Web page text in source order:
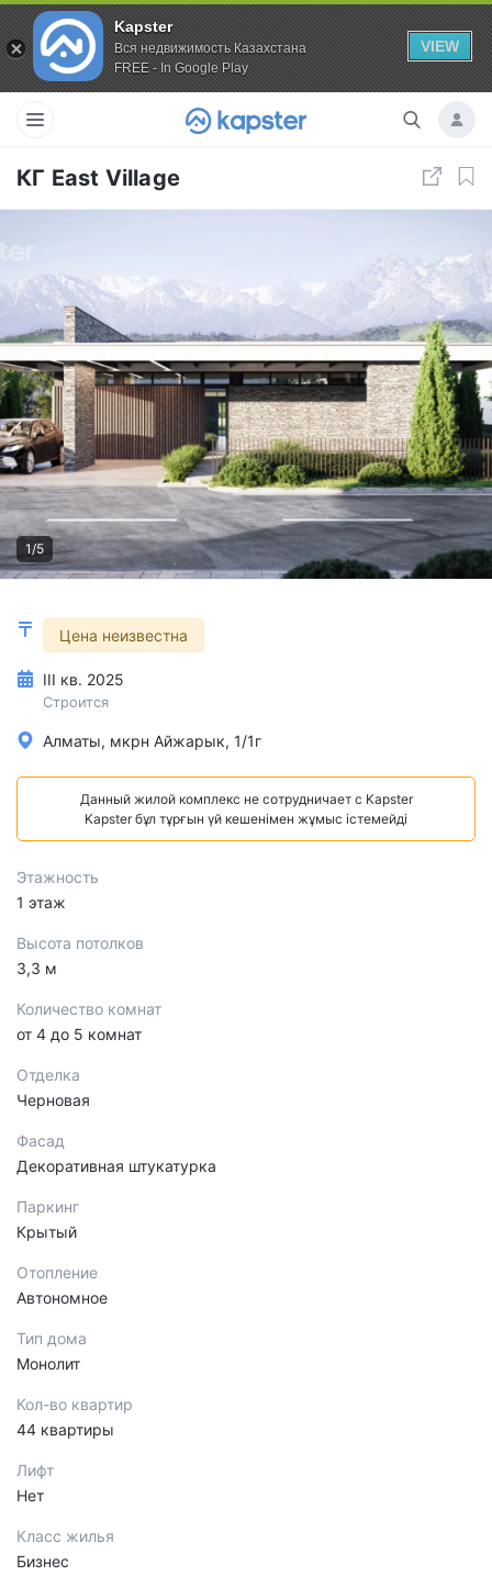
Kapster
Вся недвижимость Казахстана
FREE - In Google Play
VIEW
КГ East Village
1/5
Цена неизвестна
III кв. 2025
Строится
Алматы, мкрн Айжарык, 1/1г
Данный жилой комплекс не сотрудничает с Kapster
Kapster бұл тұрғын үй кешенімен жұмыс істемейді
Этажность
1 этаж
Высота потолков
3,3 м
Количество комнат
от 4 до 5 комнат
Отделка
Черновая
Фасад
Декоративная штукатурка
Паркинг
Крытый
Отопление
Автономное
Тип дома
Монолит
Кол-во квартир
44 квартиры
Лифт
Нет
Класс жилья
Бизнес